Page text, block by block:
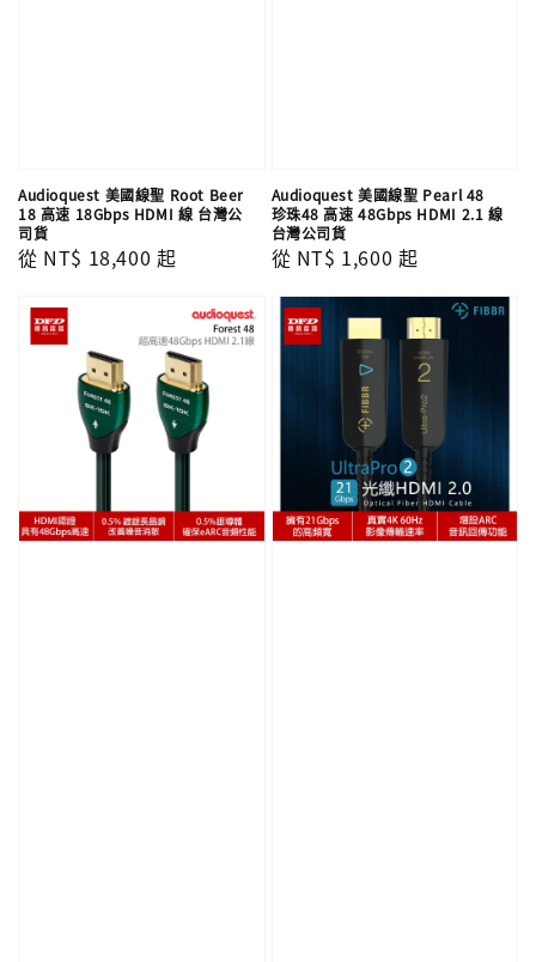
Audioquest 美國線聖 Root Beer
18 高速 18Gbps HDMI 線 台灣公
司貨
Regular
從 NT$ 18,400 起
Audioquest 美國線聖 Pearl 48
珍珠48 高速 48Gbps HDMI 2.1 線
台灣公司貨
Regular
從 NT$ 1,600 起